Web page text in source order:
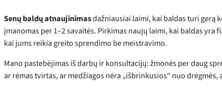
Senų baldų atnaujinimasdažniausiai laimi, kai baldas turi gerą
įmanomas per 1–2 savaitės. Pirkimas naujų laimi, kai baldas
kai jums reikia greito sprendimo be meistravimo.
Mano pastebėjimas iš darbų ir konsultacijų: žmonės per daug
ar rėmas tvirtas, ar medžiagos nėra „išbrinkusios“ nuo drėgmės,